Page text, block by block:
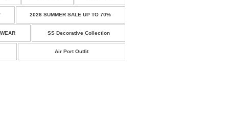
2026 SUMMER SALE UP TO 70%
SS Decorative Collection
Air Port Outfit